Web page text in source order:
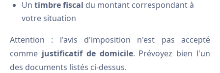
Un timbre fiscal du montant correspondant à
votre situation
Attention : l'avis d'imposition n'est pas accepté
comme justificatif de domicile. Prévoyez bien l'un
des documents listés ci-dessus.